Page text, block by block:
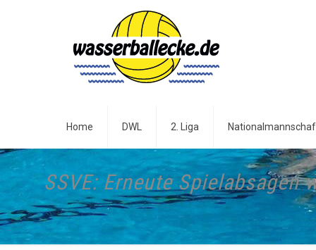
Home DWL 2. Liga
SSVE: Erneute Spielabsagen